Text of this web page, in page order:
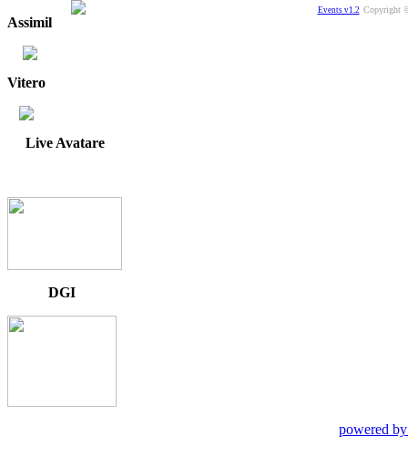
Assimil
Vitero
Live Avatare
DGI
Events v1.2 Copyright
powered